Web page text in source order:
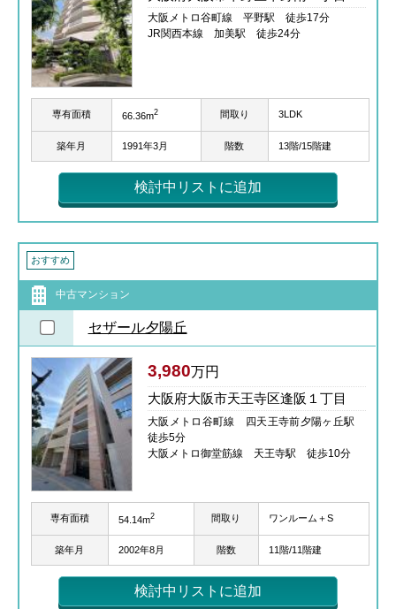
大阪メトロ谷町線 平野駅 徒歩17分
JR関西本線 加美駅 徒歩24分
専有面積 66.36m2 間取り 3LDK
築年月 1991年3月 階数 13階/15階建
検討中リストに追加
おすすめ
中古マンション
セザール夕陽丘
3,980万円
大阪府大阪市天王寺区逢阪１丁目
大阪メトロ谷町線 四天王寺前夕陽ヶ丘駅
徒歩5分
大阪メトロ御堂筋線 天王寺駅 徒歩10分
専有面積 54.14m2 間取り ワンルーム＋S
築年月 2002年8月 階数 11階/11階建
検討中リストに追加